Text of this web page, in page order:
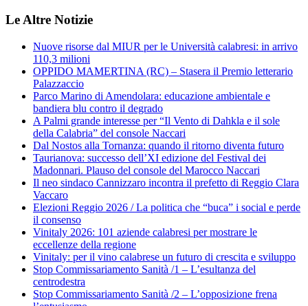
Le Altre Notizie
Nuove risorse dal MIUR per le Università calabresi: in arrivo
110,3 milioni
OPPIDO MAMERTINA (RC) – Stasera il Premio letterario
Palazzaccio
Parco Marino di Amendolara: educazione ambientale e
bandiera blu contro il degrado
A Palmi grande interesse per “Il Vento di Dahkla e il sole
della Calabria” del console Naccari
Dal Nostos alla Tornanza: quando il ritorno diventa futuro
Taurianova: successo dell’XI edizione del Festival dei
Madonnari. Plauso del console del Marocco Naccari
Il neo sindaco Cannizzaro incontra il prefetto di Reggio Clara
Vaccaro
Elezioni Reggio 2026 / La politica che “buca” i social e perde
il consenso
Vinitaly 2026: 101 aziende calabresi per mostrare le
eccellenze della regione
Vinitaly: per il vino calabrese un futuro di crescita e sviluppo
Stop Commissariamento Sanità /1 – L’esultanza del
centrodestra
Stop Commissariamento Sanità /2 – L’opposizione frena